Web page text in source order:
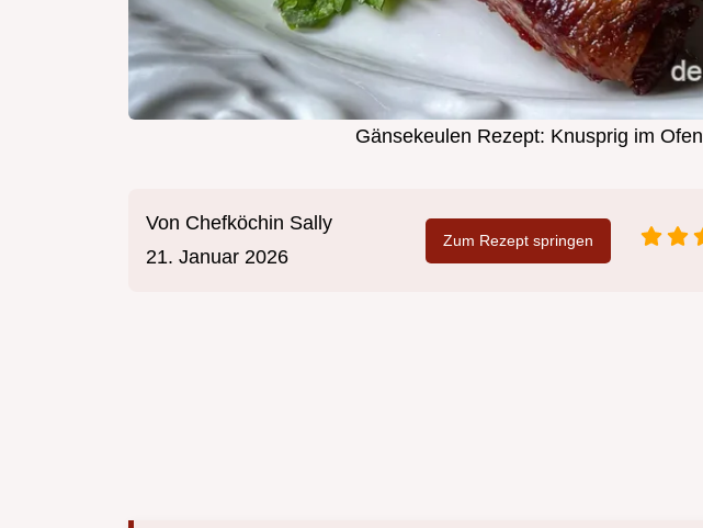
Gänsekeulen Rezept: Knusprig im Ofen
Von Chefköchin Sally
21. Januar 2026
Zum Rezept springen